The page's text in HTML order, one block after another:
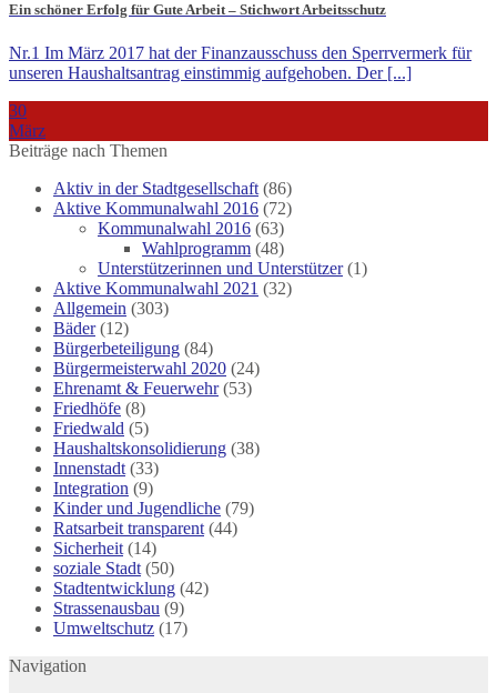
Ein schöner Erfolg für Gute Arbeit – Stichwort Arbeitsschutz
Nr.1 Im März 2017 hat der Finanzausschuss den Sperrvermerk für
unseren Haushaltsantrag einstimmig aufgehoben. Der [...]
30
März
Beiträge nach Themen
Aktiv in der Stadtgesellschaft (86)
Aktive Kommunalwahl 2016 (72)
Kommunalwahl 2016 (63)
Wahlprogramm (48)
Unterstützerinnen und Unterstützer(1)
Aktive Kommunalwahl 2021 (32)
Allgemein (303)
Bäder(12)
Bürgerbeteiligung (84)
Bürgermeisterwahl 2020 (24)
Ehrenamt & Feuerwehr(53)
Friedhöfe (8)
Friedwald (5)
Haushaltskonsolidierung (38)
Innenstadt (33)
Integration (9)
Kinder und Jugendliche (79)
Ratsarbeit transparent (44)
Sicherheit (14)
soziale Stadt (50)
Stadtentwicklung (42)
Strassenausbau (9)
Umweltschutz (17)
Navigation